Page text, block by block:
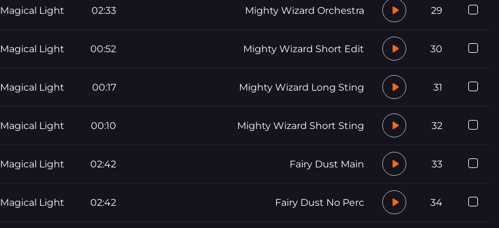
29
Mighty Wizard Orchestra
02:33
Magical Light
30
Mighty Wizard Short Edit
00:52
Magical Light
31
Mighty Wizard Long Sting
00:17
Magical Light
32
Mighty Wizard Short Sting
00:10
Magical Light
33
Fairy Dust Main
02:42
Magical Light
34
Fairy Dust No Perc
02:42
Magical Light